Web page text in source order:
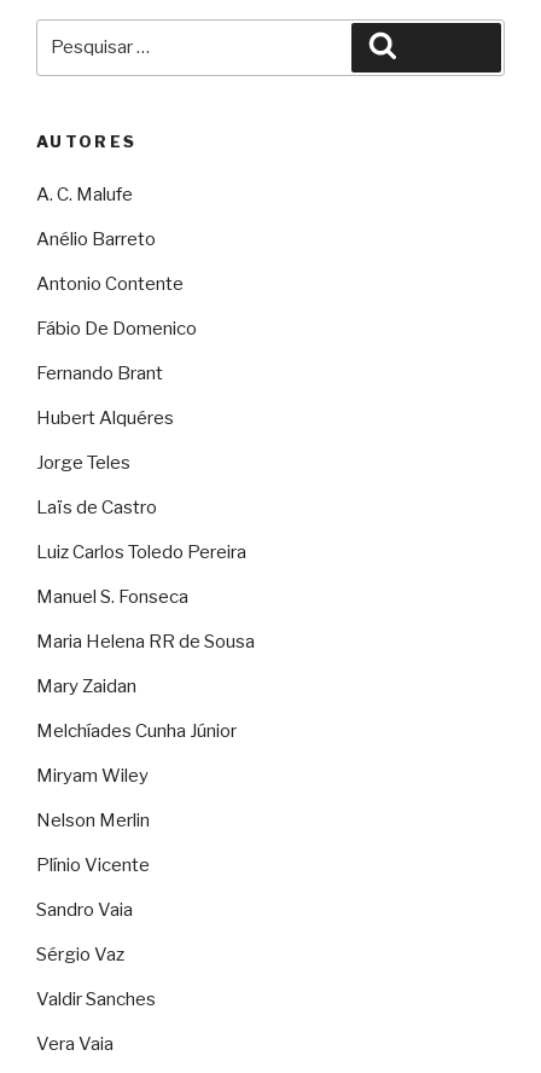
AUTORES
A. C. Malufe
Anélio Barreto
Antonio Contente
Fábio De Domenico
Fernando Brant
Hubert Alquéres
Jorge Teles
Laïs de Castro
Luiz Carlos Toledo Pereira
Manuel S. Fonseca
Maria Helena RR de Sousa
Mary Zaidan
Melchíades Cunha Júnior
Miryam Wiley
Nelson Merlin
Plínio Vicente
Sandro Vaia
Sérgio Vaz
Valdir Sanches
Vera Vaia